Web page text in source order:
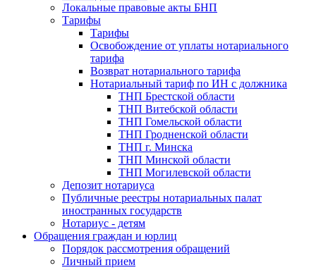
Локальные правовые акты БНП
Тарифы
Тарифы
Освобождение от уплаты нотариального
тарифа
Возврат нотариального тарифа
Нотариальный тариф по ИН с должника
ТНП Брестской области
ТНП Витебской области
ТНП Гомельской области
ТНП Гродненской области
ТНП г. Минска
ТНП Минской области
ТНП Могилевской области
Депозит нотариуса
Публичные реестры нотариальных палат
иностранных государств
Нотариус - детям
Обращения граждан и юрлиц
Порядок рассмотрения обращений
Личный прием